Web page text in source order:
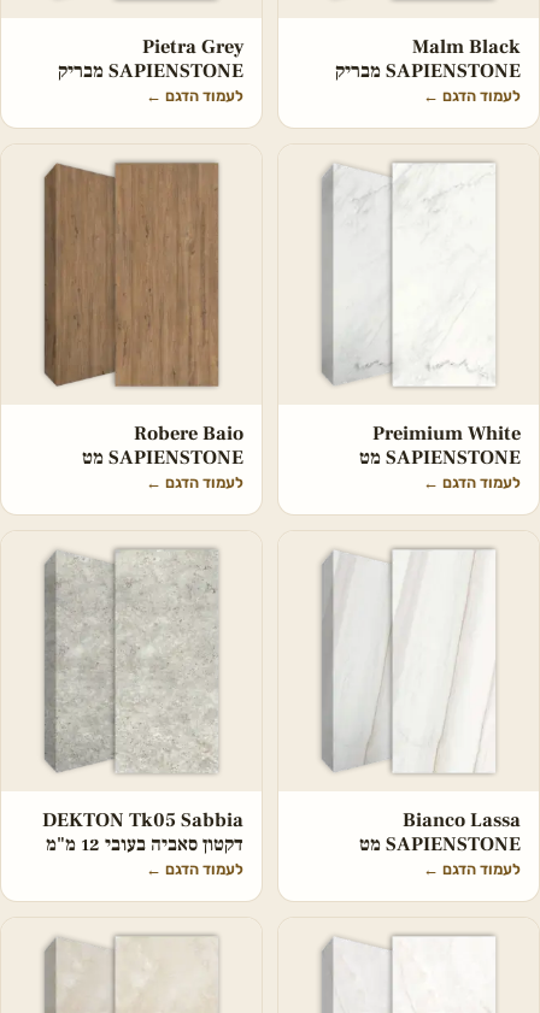
Malm Black
SAPIENSTONE מבריק
לעמוד הדגם ←
Pietra Grey
SAPIENSTONE מבריק
לעמוד הדגם ←
Preimium White
SAPIENSTONE מט
לעמוד הדגם ←
Robere Baio
SAPIENSTONE מט
לעמוד הדגם ←
Bianco Lassa
SAPIENSTONE מט
לעמוד הדגם ←
DEKTON Tk05 Sabbia
דקטון סאביה בעובי 12 מ"מ
לעמוד הדגם ←